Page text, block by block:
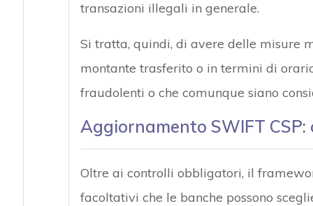
transazioni illegali in generale.
Si tratta, quindi, di avere delle misure
montante trasferito o in termini di
fraudolenti o che comunque siano
Aggiornamento SWIFT
Oltre ai controlli obbligatori, il
facoltativi che le banche possono